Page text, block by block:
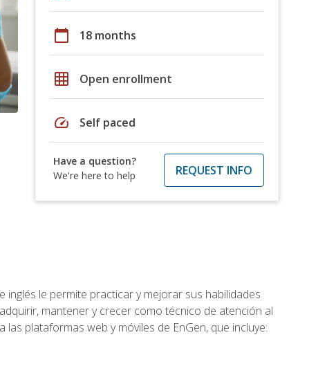
calendar_today 18 months
grid_on Open enrollment
speed Self paced
Have a question?
We're here to help
REQUEST INFO
le permite practicar y mejorar sus habilidades
mantener y crecer como técnico de atención al
plataformas web y móviles de EnGen, que incluye: